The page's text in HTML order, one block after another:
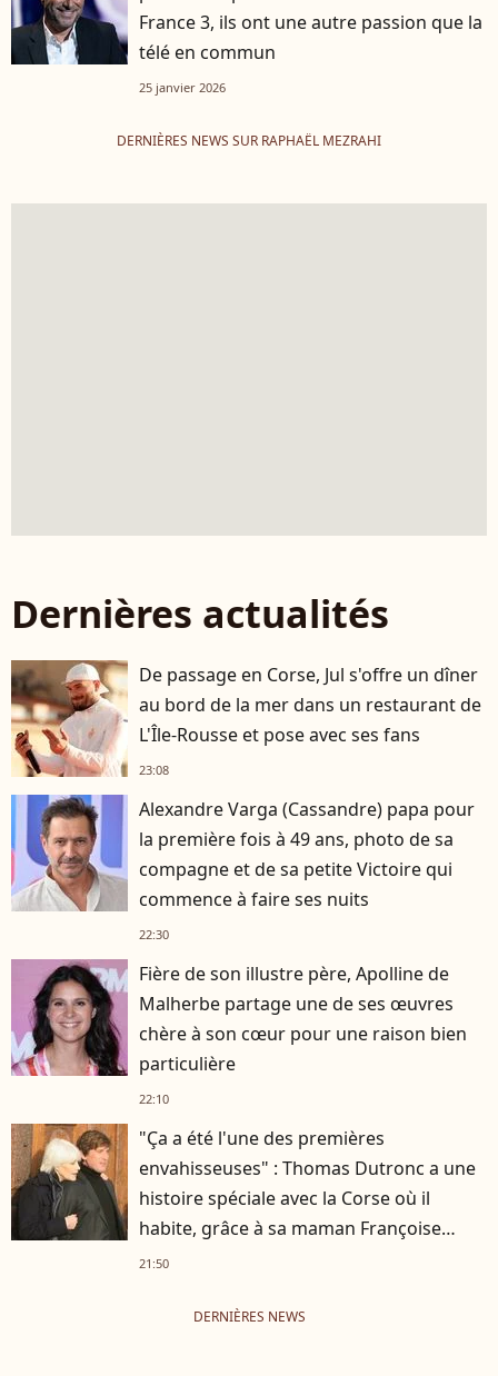
France 3, ils ont une autre passion que la
télé en commun
25 janvier 2026
DERNIÈRES NEWS SUR RAPHAËL MEZRAHI
Dernières actualités
De passage en Corse, Jul s'offre un dîner
au bord de la mer dans un restaurant de
L'Île-Rousse et pose avec ses fans
23:08
Alexandre Varga (Cassandre) papa pour
la première fois à 49 ans, photo de sa
compagne et de sa petite Victoire qui
commence à faire ses nuits
22:30
Fière de son illustre père, Apolline de
Malherbe partage une de ses œuvres
chère à son cœur pour une raison bien
particulière
22:10
"Ça a été l'une des premières
envahisseuses" : Thomas Dutronc a une
histoire spéciale avec la Corse où il
habite, grâce à sa maman Françoise
Hardy
21:50
DERNIÈRES NEWS